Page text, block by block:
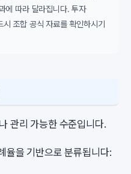
에 따라 달라집니다. 투자
조합 공식 자료를 확인하시기
관리 가능한 수준입니다.
율을 기반으로 분류됩니다: